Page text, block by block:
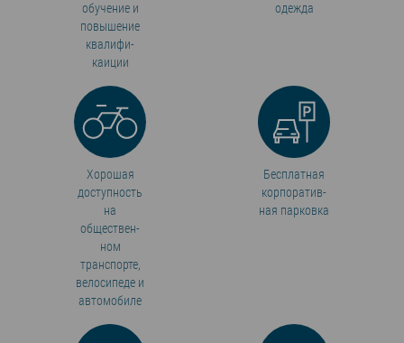
обучение и
повышение
квалифи­
каиции
одежда
Хорошая
доступность
на
обществен­
ном
транспорте,
велосипеде и
автомобиле
Бесплатная
корпоратив­
ная парковка